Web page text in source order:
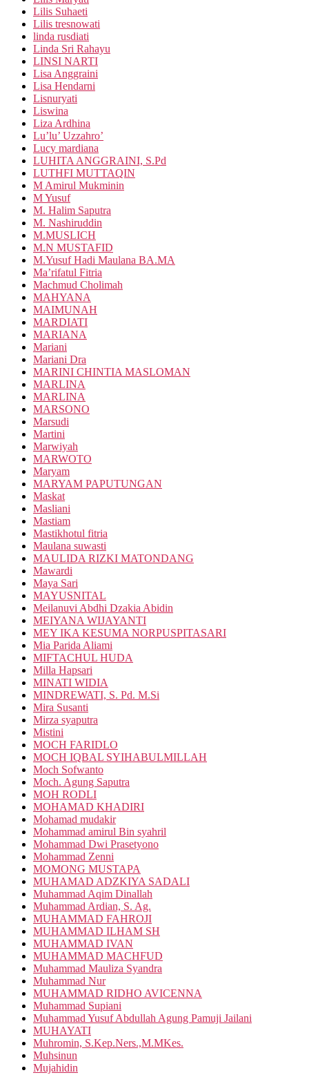
Lilis Suhaeti
Lilis tresnowati
linda rusdiati
Linda Sri Rahayu
LINSI NARTI
Lisa Anggraini
Lisa Hendarni
Lisnuryati
Liswina
Liza Ardhina
Lu’lu’ Uzzahro’
Lucy mardiana
LUHITA ANGGRAINI, S.Pd
LUTHFI MUTTAQIN
M Amirul Mukminin
M Yusuf
M. Halim Saputra
M. Nashiruddin
M.MUSLICH
M.N MUSTAFID
M.Yusuf Hadi Maulana BA.MA
Ma’rifatul Fitria
Machmud Cholimah
MAHYANA
MAIMUNAH
MARDIATI
MARIANA
Mariani
Mariani Dra
MARINI CHINTIA MASLOMAN
MARLINA
MARLINA
MARSONO
Marsudi
Martini
Marwiyah
MARWOTO
Maryam
MARYAM PAPUTUNGAN
Maskat
Masliani
Mastiam
Mastikhotul fitria
Maulana suwasti
MAULIDA RIZKI MATONDANG
Mawardi
Maya Sari
MAYUSNITAL
Meilanuvi Abdhi Dzakia Abidin
MEIYANA WIJAYANTI
MEY IKA KESUMA NORPUSPITASARI
Mia Parida Aliami
MIFTACHUL HUDA
Milla Hapsari
MINATI WIDIA
MINDREWATI, S. Pd. M.Si
Mira Susanti
Mirza syaputra
Mistini
MOCH FARIDLO
MOCH IQBAL SYIHABULMILLAH
Moch Sofwanto
Moch. Agung Saputra
MOH RODLI
MOHAMAD KHADIRI
Mohamad mudakir
Mohammad amirul Bin syahril
Mohammad Dwi Prasetyono
Mohammad Zenni
MOMONG MUSTAPA
MUHAMAD ADZKIYA SADALI
Muhammad Aqim Dinallah
Muhammad Ardian, S. Ag.
MUHAMMAD FAHROJI
MUHAMMAD ILHAM SH
MUHAMMAD IVAN
MUHAMMAD MACHFUD
Muhammad Mauliza Syandra
Muhammad Nur
MUHAMMAD RIDHO AVICENNA
Muhammad Supiani
Muhammad Yusuf Abdullah Agung Pamuji Jailani
MUHAYATI
Muhromin, S.Kep.Ners.,M.MKes.
Muhsinun
Mujahidin